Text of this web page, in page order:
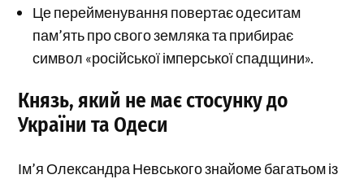
Це перейменування повертає одеситам
пам’ять про свого земляка та прибирає
символ «російської імперської спадщини».
Князь, який не має стосунку до
України та Одеси
Ім’я Олександра Невського знайоме багатьом із